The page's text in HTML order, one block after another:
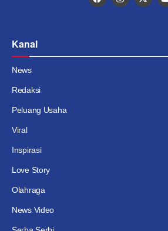
Kanal
News
Redaksi
Peluang Usaha
Viral
Inspirasi
Love Story
Olahraga
News Video